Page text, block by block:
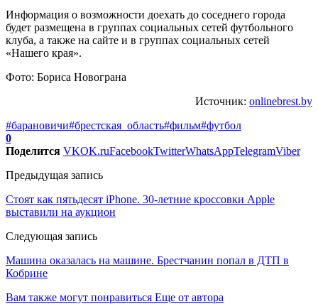
Информация о возможности доехать до соседнего города
будет размещена в группах социальных сетей футбольного
клуба, а также на сайте и в группах социальных сетей
«Нашего края».
Фото: Бориса Новограна
Источник: onlinebrest.by
#барановичи#брестская_область#фильм#футбол
0
Поделится VKOK.ruFacebookTwitterWhatsAppTelegramViber
Предыдущая запись
Стоят как пятьдесят iPhone. 30-летние кроссовки Apple
выставили на аукцион
Следующая запись
Машина оказалась на машине. Брестчанин попал в ДТП в
Кобрине
Вам также могут понравиться Еще от автора